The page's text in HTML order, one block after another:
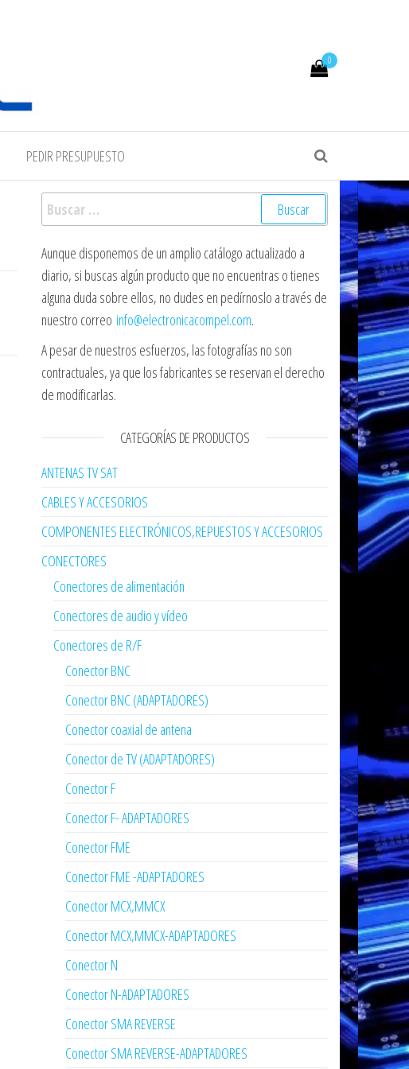
0
PEDIR PRESUPUESTO
Buscar:
Aunque disponemos de un amplio catálogo actualizado a
diario, si buscas algún producto que no encuentras o tienes
alguna duda sobre ellos, no dudes en pedírnoslo a través de
nuestro correo info@electronicacompel.com.
A pesar de nuestros esfuerzos, las fotografías no son
contractuales, ya que los fabricantes se reservan el derecho
de modificarlas.
CATEGORÍAS DE PRODUCTOS
ANTENAS TV SAT
CABLES Y ACCESORIOS
COMPONENTES ELECTRÓNICOS,REPUESTOS Y ACCESORIOS
CONECTORES
Conectores de alimentación
Conectores de audio y vídeo
Conectores de R/F
Conector BNC
Conector BNC (ADAPTADORES)
Conector coaxial de antena
Conector de TV (ADAPTADORES)
Conector F
Conector F- ADAPTADORES
Conector FME
Conector FME -ADAPTADORES
Conector MCX,MMCX
Conector MCX,MMCX-ADAPTADORES
Conector N
Conector N-ADAPTADORES
Conector SMA REVERSE
Conector SMA REVERSE-ADAPTADORES